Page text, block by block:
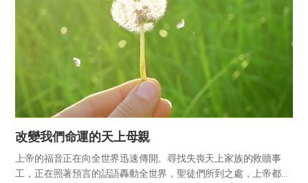
改變我們命運的天上母親
上帝的福音正在向全世界迅速傳開。尋找失喪天上家族的救贖事
工，正在照著預言的話語轟動全世界，聖徒們所到之處，上帝都在